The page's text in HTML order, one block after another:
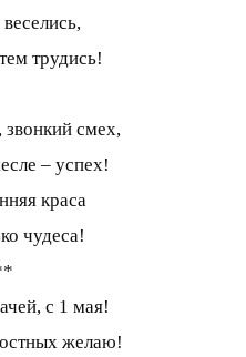
трудись!
смех,
– успех!
краса
чудеса!
с 1 мая!
желаю!